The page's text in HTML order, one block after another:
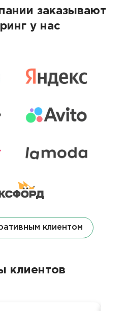
заказывают
у нас
клиентом
клиентов